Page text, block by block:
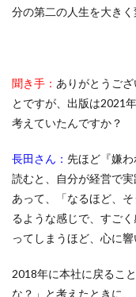
分の第二の人生を大きく
聞き手： ありがとうご
とですが、出版は2021
考えていたんですか？
長田さん： 先ほど『嫌
読むと、自分が経営で
あって、「なるほど、
るような感じで、すご
ってしまうほど、心に
2018年に本社に戻るこ
な？」と考えたときに